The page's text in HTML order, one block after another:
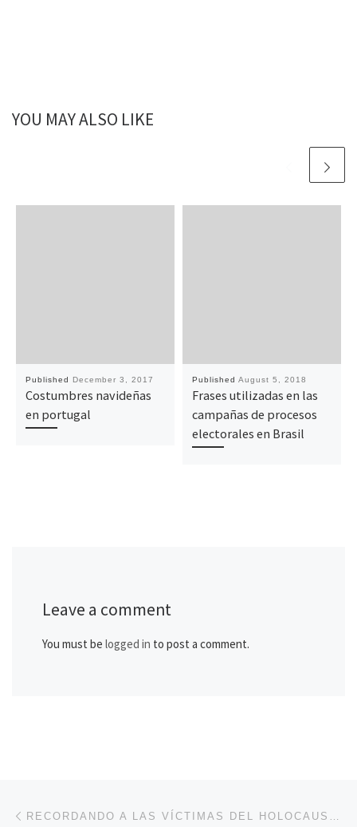
YOU MAY ALSO LIKE
Published December 3, 2017
Costumbres navideñas
en portugal
Published August 5, 2018
Frases utilizadas en las
campañas de procesos
electorales en Brasil
Leave a comment
You must be logged in to post a comment.
Post navigation